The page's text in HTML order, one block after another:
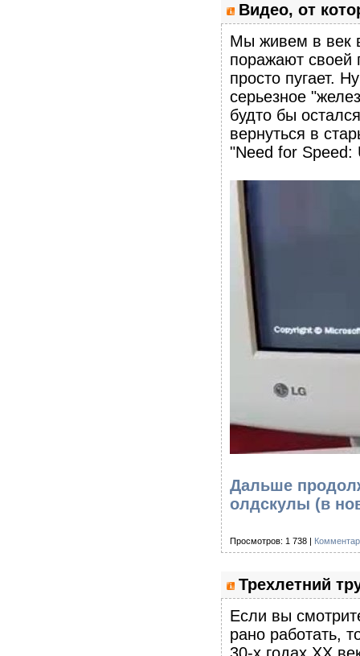
Видео, от
Мы живем в век
поражают своей
просто пугает.
серьезное
будто бы
вернуться в
"Need for Speed:
Дальше
олдскулы (в
Просмотров: 1 738 |
Трехлетний
Если вы
рано работать,